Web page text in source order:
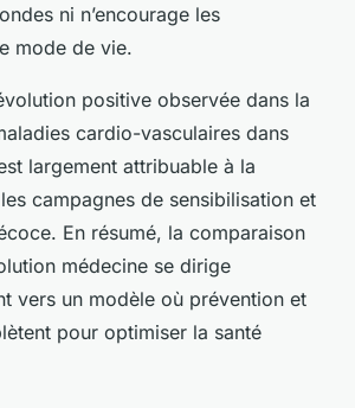
ni n’encourage les
mode de vie.
positive observée dans la
cardio-vasculaires dans
largement attribuable à la
campagnes de sensibilisation et
En résumé, la comparaison
médecine se dirige
vers un modèle où prévention et
pour optimiser la santé